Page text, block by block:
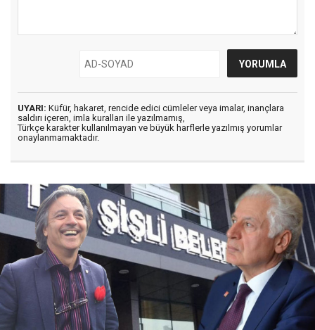
UYARI: Küfür, hakaret, rencide edici cümleler veya imalar, inançlara
saldırı içeren, imla kuralları ile yazılmamış,
Türkçe karakter kullanılmayan ve büyük harflerle yazılmış yorumlar
onaylanmamaktadır.